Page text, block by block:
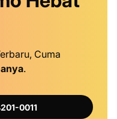
Cuma
.
0011